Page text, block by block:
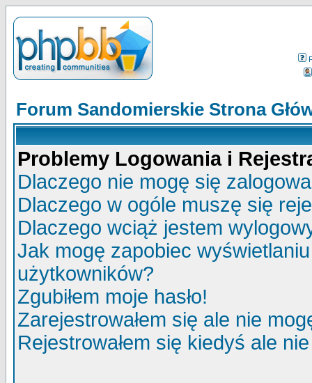
Forum Sandomierskie Strona
Problemy Logowania i
Dlaczego nie mogę się
Dlaczego w ogóle muszę się
Dlaczego wciąż jestem
Jak mogę zapobiec
użytkowników?
Zgubiłem moje hasło!
Zarejestrowałem się ale nie
Rejestrowałem się kiedyś ale